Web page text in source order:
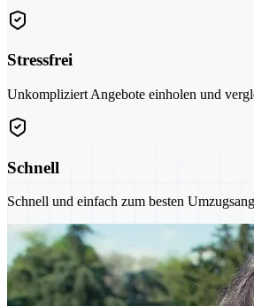
Stressfrei
Unkompliziert Angebote einholen und
Schnell
Schnell und einfach zum besten